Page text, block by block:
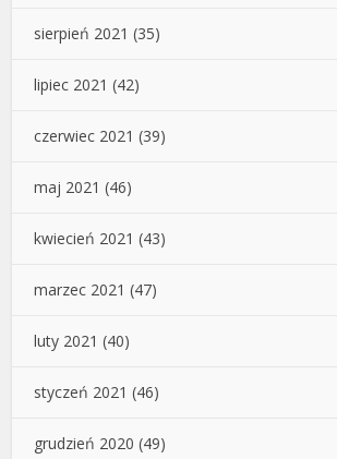
sierpień 2021 (35)
lipiec 2021 (42)
czerwiec 2021 (39)
maj 2021 (46)
kwiecień 2021 (43)
marzec 2021 (47)
luty 2021 (40)
styczeń 2021 (46)
grudzień 2020 (49)